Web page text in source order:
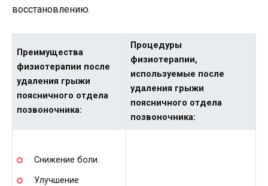
восстановлению.
Преимущества
физиотерапии после
удаления грыжи
поясничного отдела
позвоночника:
Процедуры
физиотерапии,
используемые после
удаления грыжи
поясничного отдела
позвоночника:
Снижение боли.
Улучшение